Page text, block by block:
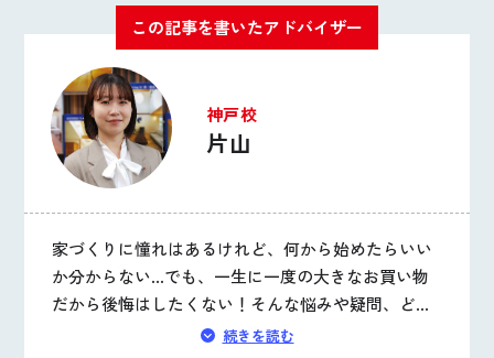
この記事を書いたアドバイザー
神戸校
片山
家づくりに憧れはあるけれど、何から始めたらいい
か分からない…でも、一生に一度の大きなお買い物
だから後悔はしたくない！そんな悩みや疑問、どん
なに小さなことでもお聞かせください。後悔しない
続きを読む